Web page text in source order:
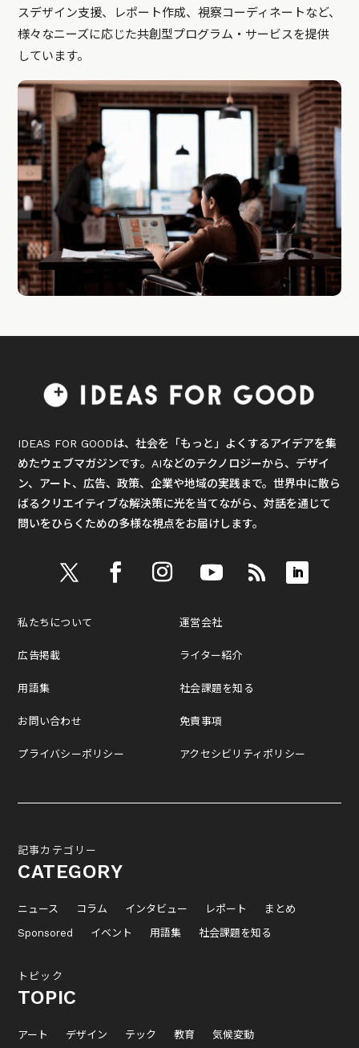
スデザイン支援、レポート作成、視察コーディネートなど、
様々なニーズに応じた共創型プログラム・サービスを提供
しています。
IDEAS FOR GOODは、社会を「もっと」よくするアイデアを集
めたウェブマガジンです。AIなどのテクノロジーから、デザイ
ン、アート、広告、政策、企業や地域の実践まで。世界中に散ら
ばるクリエイティブな解決策に光を当てながら、対話を通じて
問いをひらくための多様な視点をお届けします。
私たちについて
広告掲載
用語集
お問い合わせ
プライバシーポリシー
運営会社
ライター紹介
社会課題を知る
免責事項
アクセシビリティポリシー
記事カテゴリー
CATEGORY
ニュース コラム インタビュー レポート
まとめ
Sponsored
イベント 用語集 社会課題を知る
トピック
TOPIC
アート デザイン テック 教育 気候変動